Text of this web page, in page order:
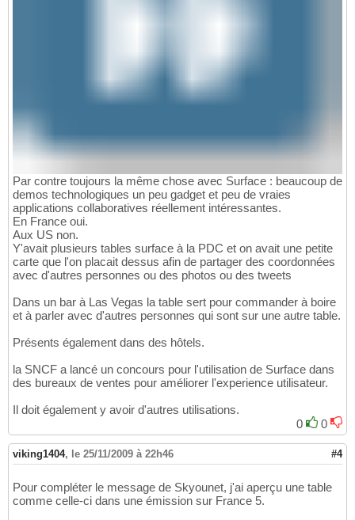
Par contre toujours la même chose avec Surface : beaucoup de
demos technologiques un peu gadget et peu de vraies
applications collaboratives réellement intéressantes.
En France oui.
Aux US non.
Y'avait plusieurs tables surface à la PDC et on avait une petite
carte que l'on placait dessus afin de partager des coordonnées
avec d'autres personnes ou des photos ou des tweets
Dans un bar à Las Vegas la table sert pour commander à boire
et à parler avec d'autres personnes qui sont sur une autre table.
Présents également dans des hôtels.
la SNCF a lancé un concours pour l'utilisation de Surface dans
des bureaux de ventes pour améliorer l'experience utilisateur.
Il doit également y avoir d'autres utilisations.
0
0
viking1404, le 25/11/2009 à 22h46 #4
Pour compléter le message de Skyounet, j'ai aperçu une table
comme celle-ci dans une émission sur France 5.